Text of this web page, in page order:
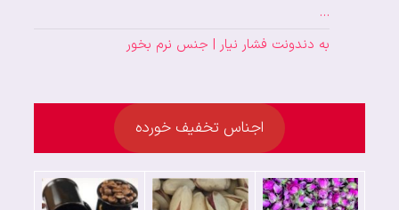
…
به دندونت فشار نیار | جنس نرم بخور
اجناس تخفیف خورده